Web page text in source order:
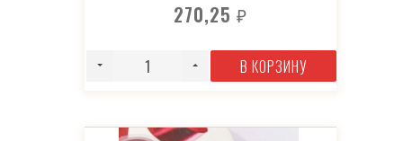
270,25₽
В КОРЗИНУ